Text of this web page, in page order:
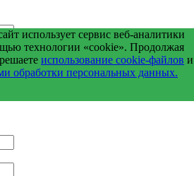
и дверных проемов, м2
использует сервис веб-аналитики
технологии «cookie». Продолжая
использование cookie-файлов и
обработки персональных данных.